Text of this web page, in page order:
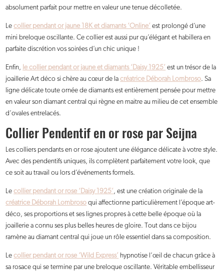
absolument parfait pour mettre en valeur une tenue décolletée.
Lecollier pendant or jaune 18K et diamants ‘Online’ est prolongé d’une
mini breloque oscillante. Ce collier est aussi pur qu’élégant et habillera en
parfaite discrétion vos soirées d’un chic unique !
Enfin, le collier pendant or jaune et diamants ‘Daisy 1925’ est un trésor de la
joaillerie Art déco si chère au cœur de lacréatrice Déborah Lombroso. Sa
ligne délicate toute ornée de diamants est entièrement pensée pour mettre
en valeur son diamant central qui règne en maitre au milieu de cet ensemble
d’ovales entrelacés.
Collier Pendentif en or rose par Seijna
Les colliers pendants en or rose ajoutent une élégance délicate à votre style.
Avec des pendentifs uniques, ils complètent parfaitement votre look, que
ce soit au travail ou lors d’événements formels.
Lecollier pendant or rose ‘Daisy 1925’, est une création originale de la
créatrice Déborah Lombroso qui affectionne particulièrement l’époque art-
déco, ses proportions et ses lignes propres à cette belle époque où la
joaillerie a connu ses plus belles heures de gloire. Tout dans ce bijou
ramène au diamant central qui joue un rôle essentiel dans sa composition.
Lecollier pendant or rose ‘Wild Express’ hypnotise l’œil de chacun grâce à
sa rosace qui se termine par une breloque oscillante. Véritable embellisseur